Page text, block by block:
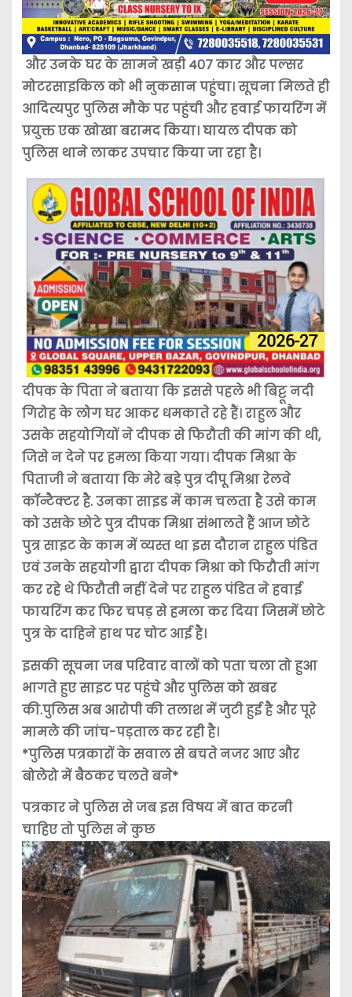
और उनके घर के सामने खड़ी 407 कार और पल्सर
मोटरसाइकिल को भी नुकसान पहुंचा। सूचना मिलते ही
आदित्यपुर पुलिस मौके पर पहुंची और हवाई फायरिंग में
प्रयुक्त एक खोखा बरामद किया। घायल दीपक को
पुलिस थाने लाकर उपचार किया जा रहा है।
दीपक के पिता ने बताया कि इससे पहले भी बिट्टू नदी
गिरोह के लोग घर आकर धमकाते रहे हैं। राहुल और
उसके सहयोगियों ने दीपक से फिरौती की मांग की थी,
जिसे न देने पर हमला किया गया। दीपक मिश्रा के
पिताजी ने बताया कि मेरे बड़े पुत्र दीपू मिश्रा रेलवे
कॉन्टैक्टर है. उनका साइड में काम चलता है उसे काम
को उसके छोटे पुत्र दीपक मिश्रा संभालते हैं आज छोटे
पुत्र साइट के काम में व्यस्त था इस दौरान राहुल पंडित
एवं उनके सहयोगी द्वारा दीपक मिश्रा को फिरौती मांग
कर रहे थे फिरौती नहीं देने पर राहुल पंडित ने हवाई
फायरिंग कर फिर चपड़ से हमला कर दिया जिसमें छोटे
पुत्र के दाहिने हाथ पर चोट आई है।
इसकी सूचना जब परिवार वालों को पता चला तो हुआ
भागते हुए साइट पर पहुंचे और पुलिस को खबर
की.पुलिस अब आरोपी की तलाश में जुटी हुई है और पूरे
मामले की जांच-पड़ताल कर रही है।
*पुलिस पत्रकारों के सवाल से बचते नजर आए और
बोलेरो में बैठकर चलते बने*
पत्रकार ने पुलिस से जब इस विषय में बात करनी
चाहिए तो पुलिस ने कुछ